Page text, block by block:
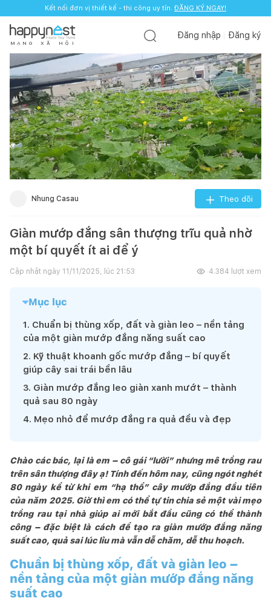
Kết nối đơn vị thiết kế - thi công uy tín. ĐĂNG KÝ NGAY!
M Ạ N G X Ã H Ộ I
Đăng nhập Đăng ký
Nhung Casau Theo dõi
Giàn mướp đắng sân thượng trĩu quả nhờ
một bí quyết ít ai để ý
Cập nhật ngày 11/11/2025, lúc 21:53 4.384 lượt xem
Mục lục
1. Chuẩn bị thùng xốp, đất và giàn leo – nền tảng
của một giàn mướp đắng năng suất cao
2. Kỹ thuật khoanh gốc mướp đắng – bí quyết
giúp cây sai trái bền lâu
3. Giàn mướp đắng leo giàn xanh mướt – thành
quả sau 80 ngày
4. Mẹo nhỏ để mướp đắng ra quả đều và đẹp
Chào các bác, lại là em – cô gái “lười” nhưng mê trồng rau
trên sân thượng đây ạ! Tính đến hôm nay, cũng ngót nghét
80 ngày kể từ khi em “hạ thổ” cây mướp đắng đầu tiên
của năm 2025. Giờ thì em có thể tự tin chia sẻ một vài mẹo
trồng rau tại nhà giúp ai mới bắt đầu cũng có thể thành
công – đặc biệt là cách để tạo ra giàn mướp đắng năng
suất cao, quả sai lúc lỉu mà vẫn dễ chăm, dễ thu hoạch.
Chuẩn bị thùng xốp, đất và giàn leo –
nền tảng của một giàn mướp đắng năng
suất cao